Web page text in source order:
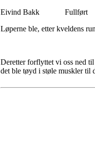
Eivind Bakk Fullført
Løperne ble, etter kveldens
Deretter forflyttet vi oss ned
det ble tøyd i støle muskler til